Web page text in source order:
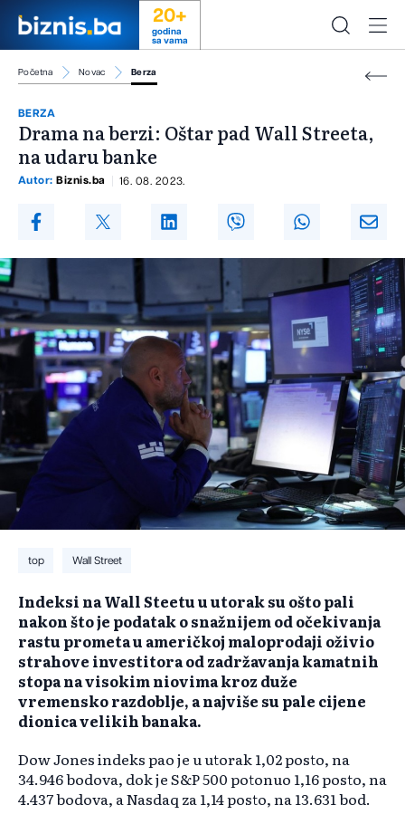
20+
godina
sa vama
Početna Novac Berza
BERZA
Drama na berzi: Oštar pad Wall Streeta,
na udaru banke
Autor: Biznis.ba 16. 08. 2023.
top Wall Street
Indeksi na Wall Steetu u utorak su ošto pali
nakon što je podatak o snažnijem od očekivanja
rastu prometa u američkoj maloprodaji oživio
strahove investitora od zadržavanja kamatnih
stopa na visokim niovima kroz duže
vremensko razdoblje, a najviše su pale cijene
dionica velikih banaka.
Dow Jones indeks pao je u utorak 1,02 posto, na
34.946 bodova, dok je S&P 500 potonuo 1,16 posto, na
4.437 bodova, a Nasdaq za 1,14 posto, na 13.631 bod.